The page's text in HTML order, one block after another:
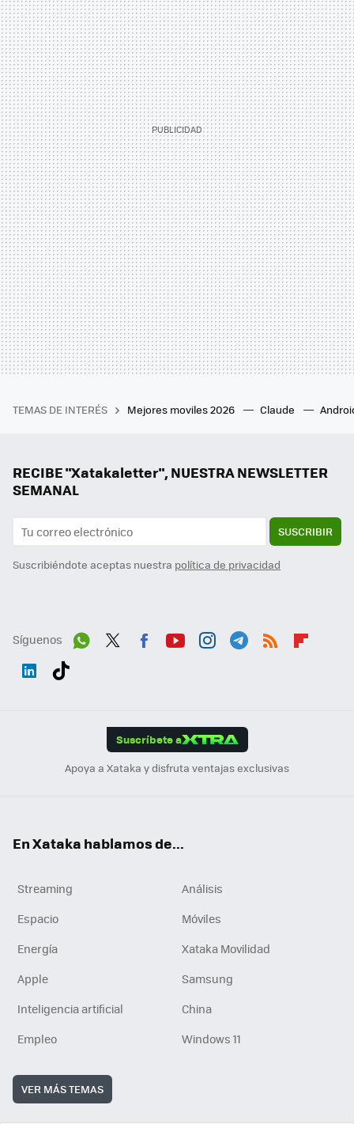
TEMAS DE INTERÉS Mejores moviles 2026 Claude
RECIBE "Xatakaletter", NUESTRA NEWSLETTER
SEMANAL
SUSCRIBIR
Suscribiéndote aceptas nuestra política de privacidad
Síguenos
Suscríbete a
Apoya a Xataka y disfruta ventajas exclusivas
En Xataka hablamos de...
Streaming
Análisis
Espacio
Móviles
Energía
Xataka Movilidad
Apple
Samsung
Inteligencia artificial
China
Empleo
Windows 11
VER MÁS TEMAS